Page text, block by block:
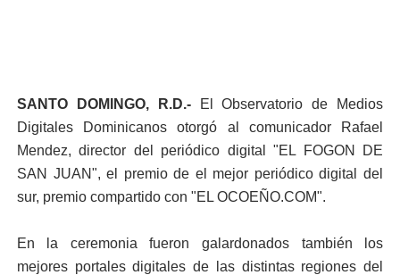
SANTO DOMINGO, R.D.-
El Observatorio de Medios
Digitales Dominicanos otorgó al comunicador Rafael
Mendez, director del periódico digital "EL FOGON DE
SAN JUAN", el premio de el mejor periódico digital del
sur, premio compartido con "EL OCOEÑO.COM".
En la ceremonia fueron galardonados también los
mejores portales digitales de las distintas regiones del